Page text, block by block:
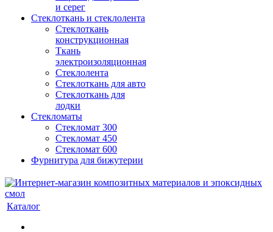
и серег
Стеклоткань и стеклолента
Стеклоткань
конструкционная
Ткань
электроизоляционная
Стеклолента
Стеклоткань для авто
Стеклоткань для
лодки
Стекломаты
Стекломат 300
Стекломат 450
Стекломат 600
Фурнитура для бижутерии
Каталог